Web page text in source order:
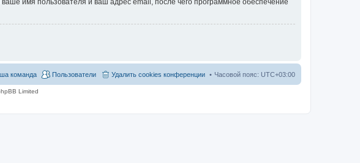
Часовой пояс: UTC+03:00
Удалить cookies конференции
Пользователи
команда
Limited